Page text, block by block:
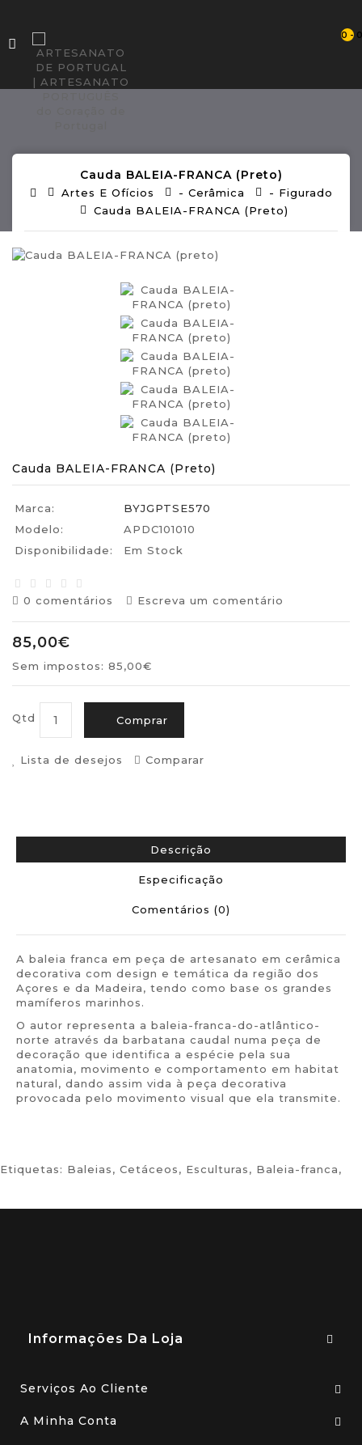
0 -
Cauda BALEIA-FRANCA (preto)
Artes E Ofícios - Cerâmica
- Figurado
Cauda BALEIA-FRANCA (preto)
Cauda BALEIA-FRANCA (preto)
Marca:
BYJGPTSE570
Modelo:
APDC101010
Disponibilidade:
Em Stock
0 comentários Escreva um comentário
85,00€
Sem impostos: 85,00€
Qtd Comprar
Lista de desejos Comparar
Descrição
Especificação
Comentários (0)
A baleia franca em peça de artesanato em cerâmica
decorativa com design e temática da região dos
Açores e da Madeira, tendo como base os grandes
mamíferos marinhos.
O autor representa a baleia-franca-do-atlântico-
norte através da barbatana caudal numa peça de
decoração que identifica a espécie pela sua
anatomia, movimento e comportamento em habitat
natural, dando assim vida à peça decorativa
provocada pelo movimento visual que ela transmite.
Etiquetas: Baleias, Cetáceos, Esculturas, Baleia-franca,
Informações Da Loja
Serviços Ao Cliente
A Minha Conta